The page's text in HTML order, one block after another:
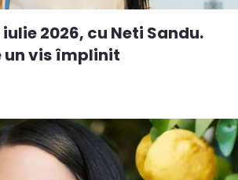
2026, cu Neti Sandu.
un vis împlinit